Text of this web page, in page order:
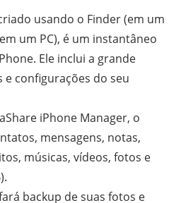
usando o Finder (em um
um PC), é um instantâneo
Ele inclui a grande
e configurações do seu
iPhone Manager, o
mensagens, notas,
músicas, vídeos, fotos e
backup de suas fotos e